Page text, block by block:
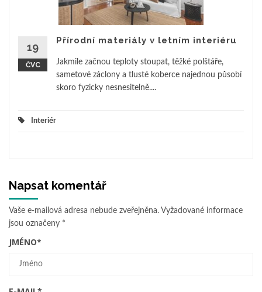
19
ČVC
Přírodní materiály v letním interiéru
Jakmile začnou teploty stoupat, těžké polštáře,
sametové záclony a tlusté koberce najednou působí
skoro fyzicky nesnesitelně....
Interiér
Napsat komentář
Vaše e-mailová adresa nebude zveřejněna. Vyžadované informace
jsou označeny *
JMÉNO*